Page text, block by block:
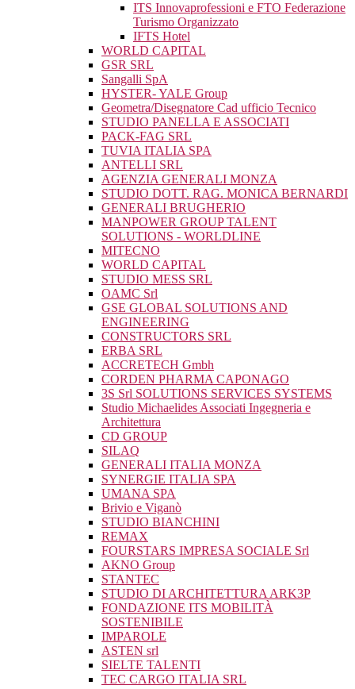
ITS Innovaprofessioni e FTO Federazione
Turismo Organizzato
IFTS Hotel
WORLD CAPITAL
GSR SRL
Sangalli SpA
HYSTER- YALE Group
Geometra/Disegnatore Cad ufficio Tecnico
STUDIO PANELLA E ASSOCIATI
PACK-FAG SRL
TUVIA ITALIA SPA
ANTELLI SRL
AGENZIA GENERALI MONZA
STUDIO DOTT. RAG. MONICA BERNARDI
GENERALI BRUGHERIO
MANPOWER GROUP TALENT
SOLUTIONS - WORLDLINE
MITECNO
WORLD CAPITAL
STUDIO MESS SRL
OAMC Srl
GSE GLOBAL SOLUTIONS AND
ENGINEERING
CONSTRUCTORS SRL
ERBA SRL
ACCRETECH Gmbh
CORDEN PHARMA CAPONAGO
3S Srl SOLUTIONS SERVICES SYSTEMS
Studio Michaelides Associati Ingegneria e
Architettura
CD GROUP
SILAQ
GENERALI ITALIA MONZA
SYNERGIE ITALIA SPA
UMANA SPA
Brivio e Viganò
STUDIO BIANCHINI
REMAX
FOURSTARS IMPRESA SOCIALE Srl
AKNO Group
STANTEC
STUDIO DI ARCHITETTURA ARK3P
FONDAZIONE ITS MOBILITÀ
SOSTENIBILE
IMPAROLE
ASTEN srl
SIELTE TALENTI
TEC CARGO ITALIA SRL